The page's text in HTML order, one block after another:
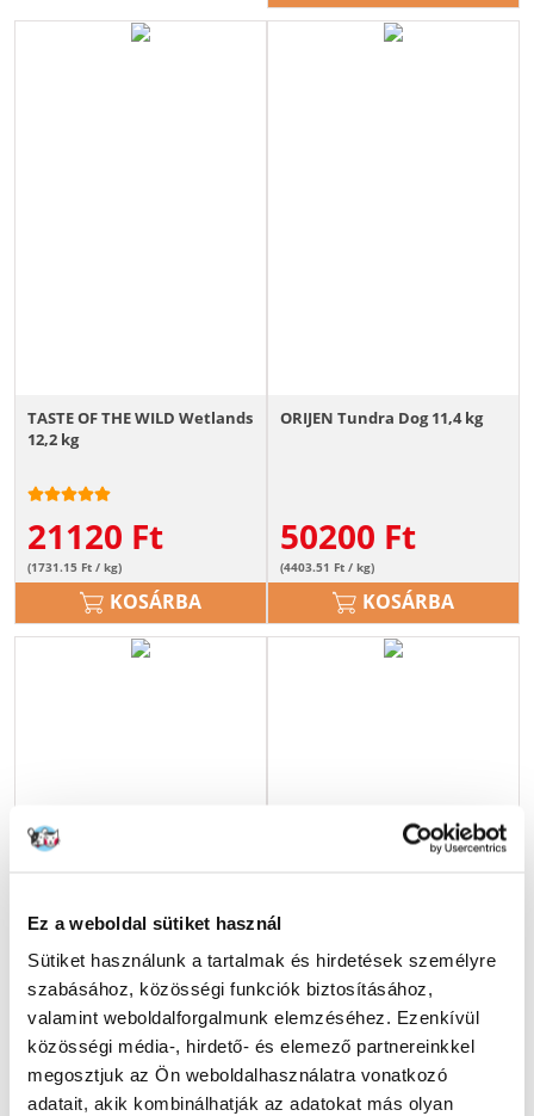
Ez a weboldal sütiket használ
Sütiket használunk a tartalmak és hirdetések személyre
szabásához, közösségi funkciók biztosításához,
valamint weboldalforgalmunk elemzéséhez. Ezenkívül
közösségi média-, hirdető- és elemező partnereinkkel
megosztjuk az Ön weboldalhasználatra vonatkozó
adatait, akik kombinálhatják az adatokat más olyan
TASTE OF THE WILD Wetlands
12,2 kg
21120 Ft
(1731.15 Ft / kg)
KOSÁRBA
ORIJEN Tundra Dog 11,4 kg
50200 Ft
(4403.51 Ft / kg)
KOSÁRBA
TASTE OF THE WILD High
Prairie 2 kg
ALPHA SPIRIT The only one 7
days formula 12 kg Teljes
értékű száraz kutyaeledel